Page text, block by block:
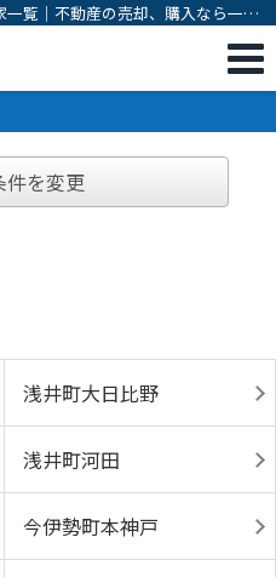
覧｜不動産の売却、購入なら一宮
件を変更
浅井町大日比野
浅井町河田
今伊勢町本神戸